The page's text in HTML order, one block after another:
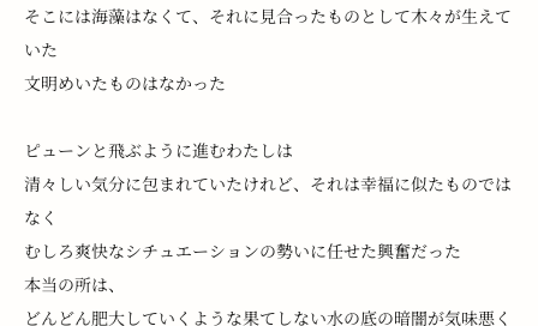
そこには海藻はなくて、それに見合ったものとして木々が生えて
いた
文明めいたものはなかった
ピューンと飛ぶように進むわたしは
清々しい気分に包まれていたけれど、それは幸福に似たものでは
なく
むしろ爽快なシチュエーションの勢いに任せた興奮だった
本当の所は、
どんどん肥大していくような果てしない水の底の暗闇が気味悪く